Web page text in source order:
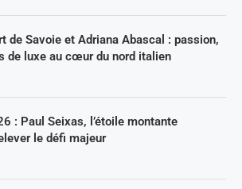
de Savoie et Adriana Abascal : passion,
de luxe au cœur du nord italien
: Paul Seixas, l’étoile montante
le défi majeur